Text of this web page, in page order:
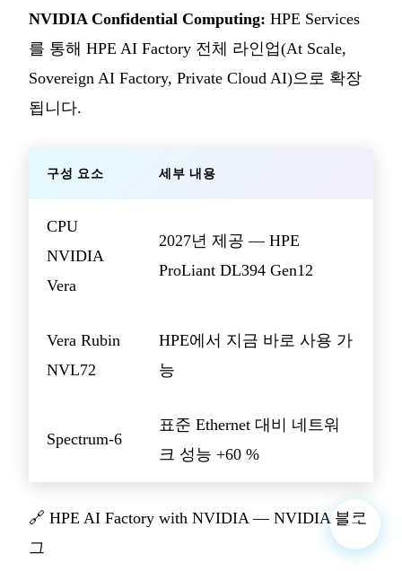
NVIDIA Confidential Computing: HPE Services
를 통해 HPE AI Factory 전체 라인업(At Scale,
Sovereign AI Factory, Private Cloud AI)으로 확장
됩니다.
구성 요소 세부 내용
CPU
NVIDIA
Vera
2027년 제공 — HPE
ProLiant DL394 Gen12
Vera Rubin
NVL72
HPE에서 지금 바로 사용 가
능
Spectrum-6
표준 Ethernet 대비 네트워
크 성능 +60 %
🔗 HPE AI Factory with NVIDIA — NVIDIA 블로
그